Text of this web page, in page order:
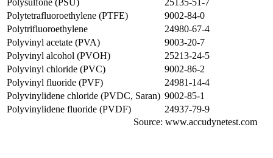
Source: www.accudynetest.com
Polytetrafluoroethylene (PTFE)
9002-84-0
Polytrifluoroethylene
24980-67-4
Polyvinyl acetate (PVA)
9003-20-7
Polyvinyl alcohol (PVOH)
25213-24-5
Polyvinyl chloride (PVC)
9002-86-2
Polyvinyl fluoride (PVF)
24981-14-4
Polyvinylidene chloride (PVDC, Saran) 9002-85-1
Polyvinylidene fluoride (PVDF)
24937-79-9